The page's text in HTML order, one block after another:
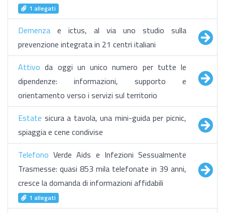
1 allegati
Demenza e ictus, al via uno studio sulla
prevenzione integrata in 21 centri italiani
Attivo da oggi un unico numero per tutte le
dipendenze: informazioni, supporto e
orientamento verso i servizi sul territorio
Estate sicura a tavola, una mini-guida per picnic,
spiaggia e cene condivise
Telefono Verde Aids e Infezioni Sessualmente
Trasmesse: quasi 853 mila telefonate in 39 anni,
cresce la domanda di informazioni affidabili
1 allegati